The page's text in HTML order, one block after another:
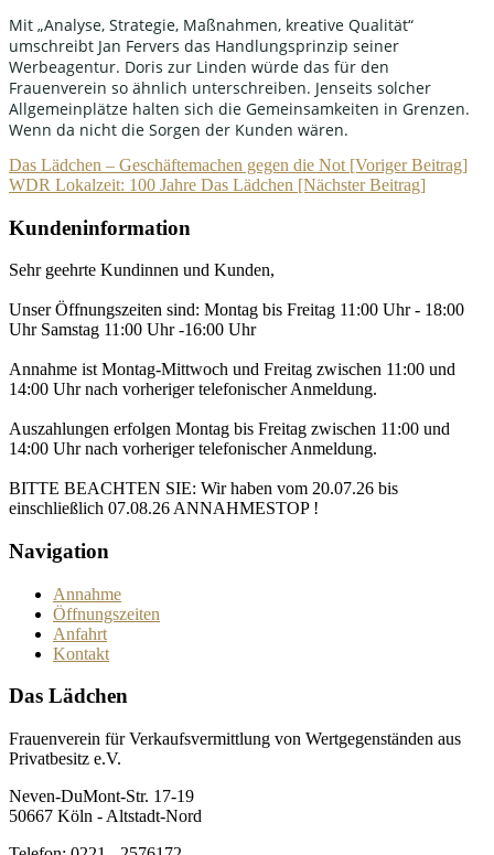
Mit „Analyse, Strategie, Maßnahmen, kreative Qualität“
umschreibt Jan Fervers das Handlungsprinzip seiner
Werbeagentur. Doris zur Linden würde das für den
Frauenverein so ähnlich unterschreiben. Jenseits solcher
Allgemeinplätze halten sich die Gemeinsamkeiten in Grenzen.
Wenn da nicht die Sorgen der Kunden wären.
Post
Navigation
Das Lädchen – Geschäftemachen gegen die Not [Voriger Beitrag]
WDR Lokalzeit: 100 Jahre Das Lädchen [Nächster Beitrag]
Kundeninformation
Sehr geehrte Kundinnen und Kunden,
Unser Öffnungszeiten sind: Montag bis Freitag 11:00 Uhr - 18:00
Uhr Samstag 11:00 Uhr -16:00 Uhr
Annahme ist Montag-Mittwoch und Freitag zwischen 11:00 und
14:00 Uhr nach vorheriger telefonischer Anmeldung.
Auszahlungen erfolgen Montag bis Freitag zwischen 11:00 und
14:00 Uhr nach vorheriger telefonischer Anmeldung.
BITTE BEACHTEN SIE: Wir haben vom 20.07.26 bis
einschließlich 07.08.26 ANNAHMESTOP !
Navigation
Annahme
Öffnungszeiten
Anfahrt
Kontakt
Das Lädchen
Frauenverein für Verkaufsvermittlung von Wertgegenständen aus
Privatbesitz e.V.
Neven-DuMont-Str. 17-19
50667 Köln - Altstadt-Nord